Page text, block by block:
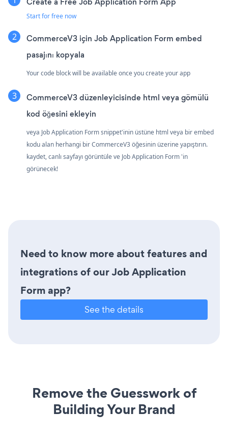
Start for free now
CommerceV3 için Job Application Form embed
pasajını kopyala
Your code block will be available once you create your app
CommerceV3 düzenleyicisinde html veya gömülü
kod öğesini ekleyin
veya Job Application Form snippet'inin üstüne html veya bir embed
kodu alan herhangi bir CommerceV3 öğesinin üzerine yapıştırın.
kaydet, canlı sayfayı görüntüle ve Job Application Form 'in
görünecek!
Need to know more about features and
integrations of our Job Application
Form app?
See the details
Remove the Guesswork of
Building Your Brand